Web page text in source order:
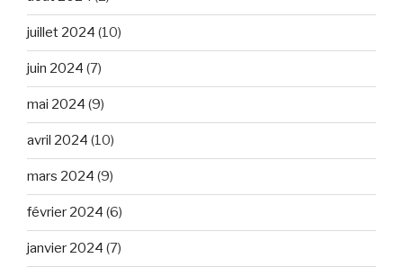
juillet 2024 (10)
juin 2024 (7)
mai 2024 (9)
avril 2024 (10)
mars 2024 (9)
février 2024 (6)
janvier 2024 (7)